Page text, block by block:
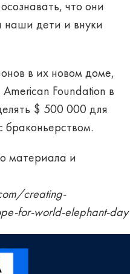
что они
наши дети и внуки
в их новом доме,
Foundation в
$ 500 000 для
материала и
creating-
for-world-elephant-day